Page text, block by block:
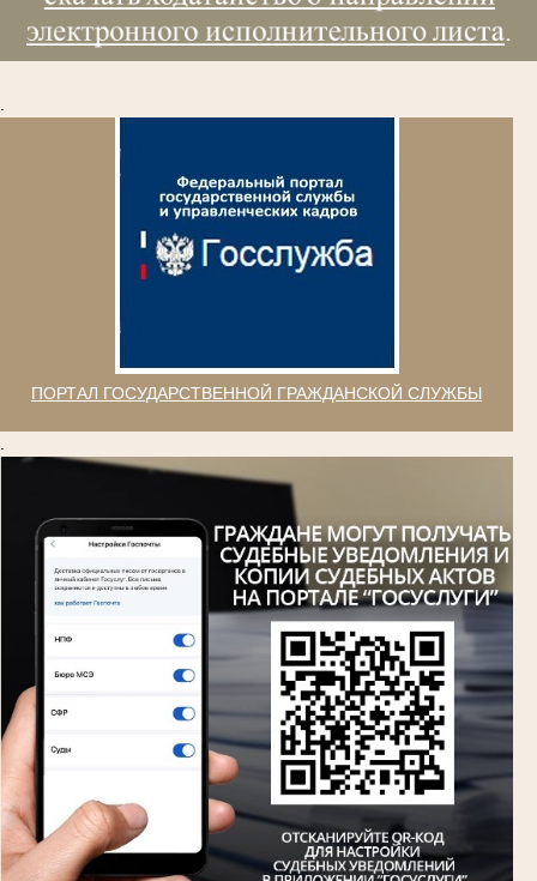
ПОРТАЛ ГОСУДАРСТВЕННОЙ ГРАЖДАНСКОЙ СЛУЖБЫ